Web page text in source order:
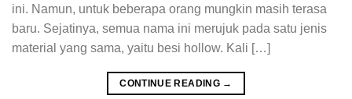
ini. Namun, untuk beberapa orang mungkin masih terasa
baru. Sejatinya, semua nama ini merujuk pada satu jenis
material yang sama, yaitu besi hollow. Kali […]
CONTINUE READING →